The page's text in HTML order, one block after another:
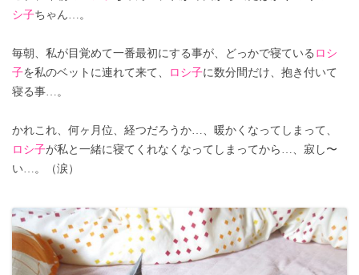
シ子ちゃん…。
毎朝、私が目覚めて一番最初にする事が、どっかで寝ている ロシ
子を私のベットに連れて来て、 ロシ子に数分間だけ、抱き付いて
寝る事…。
かれこれ、何ヶ月位、経つだろうか…、暖かくなってしまって、
ロシ子が私と一緒に寝てくれなくなってしまってから…、寂し〜
い…。（涙）